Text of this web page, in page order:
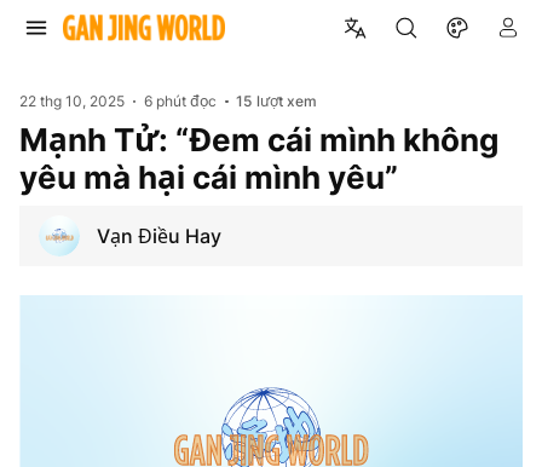
22 thg 10, 2025 6 phút đọc 15 lượt xem
Mạnh Tử: “Đem cái mình không
yêu mà hại cái mình yêu”
Vạn Điều Hay